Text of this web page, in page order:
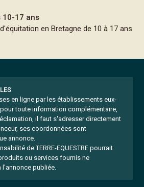
10-17 ans
en Bretagne de 10 à 17 ans
en ligne par les établissements eux-
pour toute information complémentaire,
il faut s'adresser directement
ses coordonnées sont
annonce.
de TERRE-EQUESTRE pourrait
ou services fournis ne
publiée.